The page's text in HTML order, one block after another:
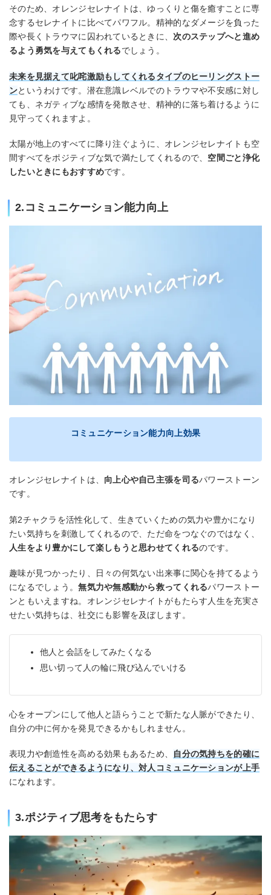
そのため、オレンジセレナイトは、ゆっくりと傷を癒すことに専
念するセレナイトに比べてパワフル。精神的なダメージを負った
際や長くトラウマに囚われているときに、次のステップへと進め
るよう勇気を与えてもくれるでしょう。
未来を見据えて叱咤激励もしてくれるタイプのヒーリングストー
ンというわけです。潜在意識レベルでのトラウマや不安感に対し
ても、ネガティブな感情を発散させ、精神的に落ち着けるように
見守ってくれますよ。
太陽が地上のすべてに降り注ぐように、オレンジセレナイトも空
間すべてをポジティブな気で満たしてくれるので、 空間ごと浄化
したいときにもおすすめです。
2.コミュニケーション能力向上
コミュニケーション能力向上効果
オレンジセレナイトは、 向上心や自己主張を司るパワーストーン
です。
第2チャクラを活性化して、生きていくための気力や豊かになり
たい気持ちを刺激してくれるので、ただ命をつなぐのではなく、
人生をより豊かにして楽しもうと思わせてくれるのです。
趣味が見つかったり、日々の何気ない出来事に関心を持てるよう
になるでしょう。無気力や無感動から救ってくれるパワーストー
ンともいえますね。オレンジセレナイトがもたらす人生を充実さ
せたい気持ちは、社交にも影響を及ぼします。
他人と会話をしてみたくなる
思い切って人の輪に飛び込んでいける
心をオープンにして他人と語らうことで新たな人脈ができたり、
自分の中に何かを発見できるかもしれません。
表現力や創造性を高める効果もあるため、
自分の気持ちを的確に
伝えることができるようになり、対人コミュニケーションが上手
になれます。
3.ポジティブ思考をもたらす